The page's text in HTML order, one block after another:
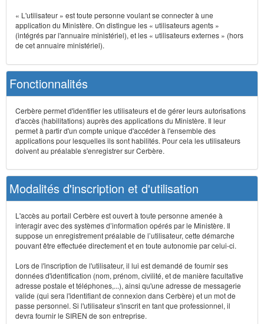
« L'utilisateur » est toute personne voulant se connecter à une
application du Ministère. On distingue les « utilisateurs agents »
(intégrés par l'annuaire ministériel), et les « utilisateurs externes » (hors
de cet annuaire ministériel).
Fonctionnalités
Cerbère permet d'identifier les utilisateurs et de gérer leurs autorisations
d'accès (habilitations) auprès des applications du Ministère. Il leur
permet à partir d'un compte unique d'accéder à l'ensemble des
applications pour lesquelles ils sont habilités. Pour cela les utilisateurs
doivent au préalable s'enregistrer sur Cerbère.
Modalités d'inscription et d'utilisation
L'accès au portail Cerbère est ouvert à toute personne amenée à
interagir avec des systèmes d’information opérés par le Ministère. Il
suppose un enregistrement préalable de l’utilisateur, cette démarche
pouvant être effectuée directement et en toute autonomie par celui-ci.
Lors de l'inscription de l'utilisateur, il lui est demandé de fournir ses
données d'identification (nom, prénom, civilité, et de manière facultative
adresse postale et téléphones,...), ainsi qu'une adresse de messagerie
valide (qui sera l'identifiant de connexion dans Cerbère) et un mot de
passe personnel. Si l'utilisateur s'inscrit en tant que professionnel, il
devra fournir le SIREN de son entreprise.